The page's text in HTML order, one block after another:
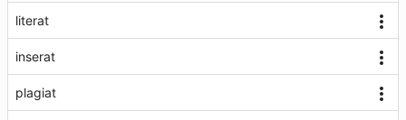
literat
inserat
plagiat